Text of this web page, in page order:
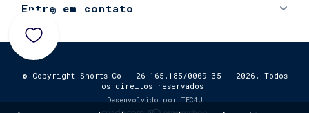
Entre em contato
© Copyright Shorts.Co - 26.165.185/0009-35 - 2026. Todos
os direitos reservados.
Desenvolvido por TEC4U
0